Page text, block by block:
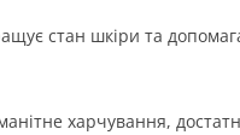
стан шкіри та
харчування,